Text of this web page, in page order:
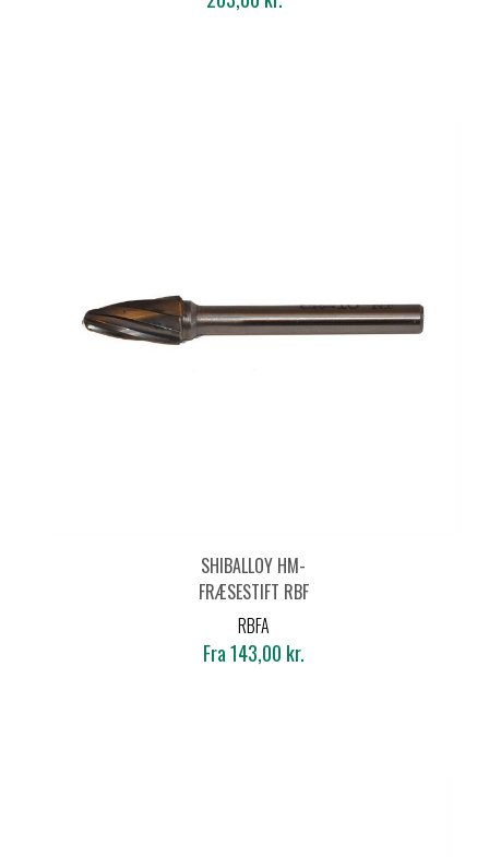
SHIBALLOY HM-
FRÆSESTIFT RBF
PROJEKTILFORM -
ALUMINIUM
RBFA
Fra 143,00 kr.